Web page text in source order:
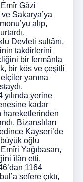
Gâzi
Sakarya’ya
alıp,
Devleti sultânı,
takdirlerini
bir fermânla
bir kös ve çeşitli
yanına
yılında yerine
kadar
hareketlerinden
Bizanslıları
Kayseri’de
oğlu
Yağıbasan,
îlân etti.
1164
sefere çıktı,